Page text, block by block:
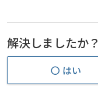
解決しましたか？
〇 はい